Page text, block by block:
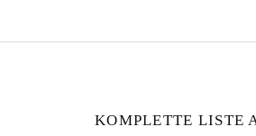
KOMPLETTE LISTE